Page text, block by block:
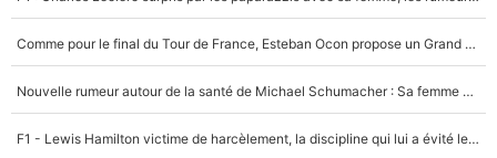
Comme pour le final du Tour de France, Esteban Ocon propose un Grand Prix de Formule 1 à Paris : «Autour de l’Arc de Triomphe, ce serait génial» !
Nouvelle rumeur autour de la santé de Michael Schumacher : Sa femme Corinna sort du silence
F1 - Lewis Hamilton victime de harcèlement, la discipline qui lui a évité le pire : «J'aurais probablement mal tourné»